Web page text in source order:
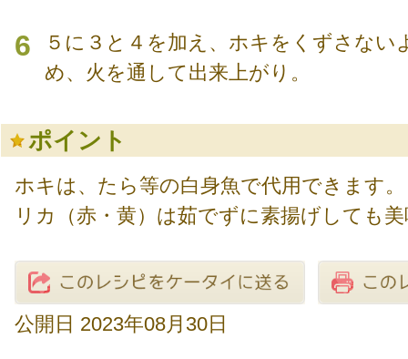
6
５に３と４を加え、ホキをくずさない
め、火を通して出来上がり。
ポイント
ホキは、たら等の白身魚で代用できます
リカ（赤・黄）は茹でずに素揚げしても
公開日 2023年08月30日